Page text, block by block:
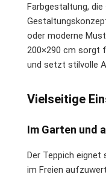
Farbgestaltung,
oder moderne
200×290 cm sorgt
und setzt stilvolle
Vielseitige
Im Garten und
Der Teppich eignet
im Freien